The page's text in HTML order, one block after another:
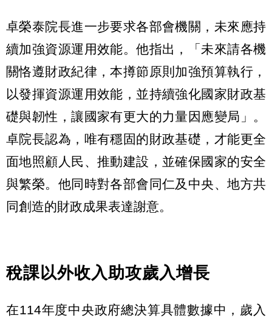
卓榮泰院長進一步要求各部會機關，未來應持
續加強資源運用效能。他指出，「未來請各機
關恪遵財政紀律，本撙節原則加強預算執行，
以發揮資源運用效能，並持續強化國家財政基
礎與韌性，讓國家有更大的力量因應變局」。
卓院長認為，唯有穩固的財政基礎，才能更全
面地照顧人民、推動建設，並確保國家的安全
與繁榮。他同時對各部會同仁及中央、地方共
同創造的財政成果表達謝意。
稅課以外收入助攻歲入增長
在114年度中央政府總決算具體數據中，歲入